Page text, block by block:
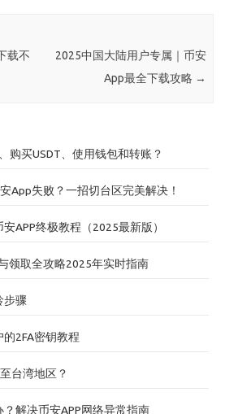
载不
2025中国大陆用户专属｜币安
App最全下载攻略 →
购买USDT、使用钱包和转账？
App失败？一招切台区完美解决！
APP终极教程（2025最新版）
领取全攻略2025年实时指南
步骤
2FA密钥教程
台湾地区？
解决币安APP网络异常指南